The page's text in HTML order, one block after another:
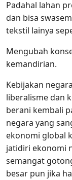
Padahal lahan
dan bisa
tekstil lainya
Mengubah
kemandirian.
Kebijakan
liberalisme dan
berani kembali
negara yang
ekonomi global
jatidiri ekonomi
semangat
besar pun jika